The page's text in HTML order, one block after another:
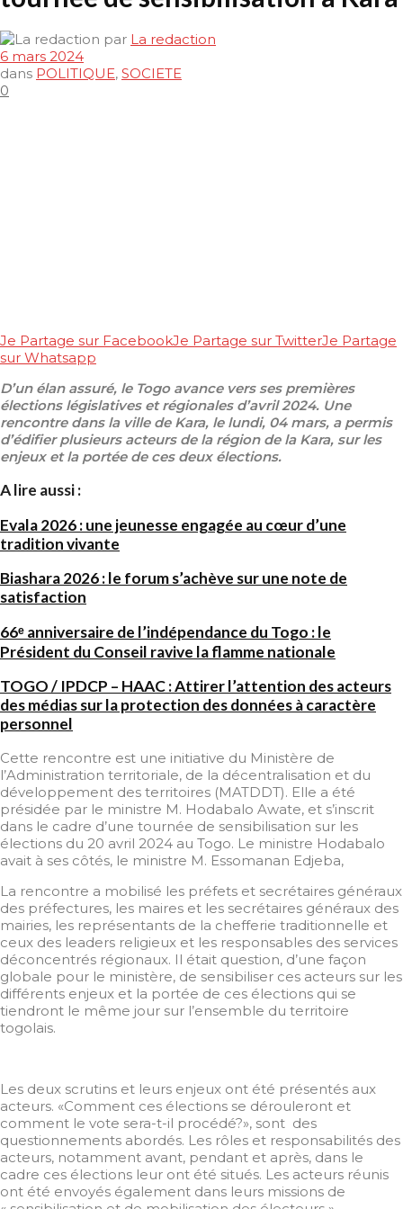
par La redaction
6 mars 2024
dans POLITIQUE, SOCIETE
0
Je Partage sur FacebookJe Partage sur TwitterJe Partage
sur Whatsapp
D’un élan assuré, le Togo avance vers ses premières
élections législatives et régionales d’avril 2024. Une
rencontre dans la ville de Kara, le lundi, 04 mars, a permis
d’édifier plusieurs acteurs de la région de la Kara, sur les
enjeux et la portée de ces deux élections.
A lire aussi :
Evala 2026 : une jeunesse engagée au cœur d’une
tradition vivante
Biashara 2026 : le forum s’achève sur une note de
satisfaction
66ᵉ anniversaire de l’indépendance du Togo : le
Président du Conseil ravive la flamme nationale
TOGO / IPDCP – HAAC : Attirer l’attention des acteurs
des médias sur la protection des données à caractère
personnel
Cette rencontre est une initiative du Ministère de
l’Administration territoriale, de la décentralisation et du
développement des territoires (MATDDT). Elle a été
présidée par le ministre M. Hodabalo Awate, et s’inscrit
dans le cadre d’une tournée de sensibilisation sur les
élections du 20 avril 2024 au Togo. Le ministre Hodabalo
avait à ses côtés, le ministre M. Essomanan Edjeba,
La rencontre a mobilisé les préfets et secrétaires généraux
des préfectures, les maires et les secrétaires généraux des
mairies, les représentants de la chefferie traditionnelle et
ceux des leaders religieux et les responsables des services
déconcentrés régionaux. Il était question, d’une façon
globale pour le ministère, de sensibiliser ces acteurs sur les
différents enjeux et la portée de ces élections qui se
tiendront le même jour sur l’ensemble du territoire
togolais.
Les deux scrutins et leurs enjeux ont été présentés aux
acteurs. «Comment ces élections se dérouleront et
comment le vote sera-t-il procédé?», sont des
questionnements abordés. Les rôles et responsabilités des
acteurs, notamment avant, pendant et après, dans le
cadre ces élections leur ont été situés. Les acteurs réunis
ont été envoyés également dans leurs missions de